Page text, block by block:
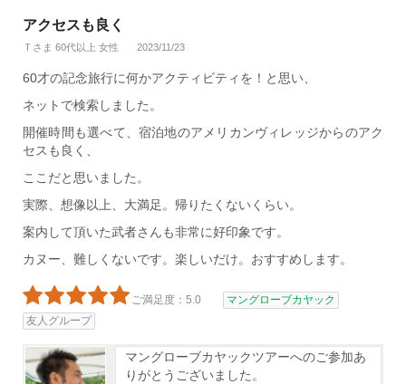
アクセスも良く
Ｔさま 60代以上 女性 2023/11/23
60才の記念旅行に何かアクティビティを！と思い、
ネットで検索しました。
開催時間も選べて、宿泊地のアメリカンヴィレッジからのアク
セスも良く、
ここだと思いました。
実際、想像以上、大満足。帰りたくないくらい。
案内して頂いた武者さんも非常に好印象です。
カヌー、難しくないです。楽しいだけ。おすすめします。
ご満足度：5.0
マングローブカヤック
友人グループ
マングローブカヤックツアーへのご参加あ
りがとうございました。